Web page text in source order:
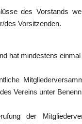
des Vorstands
des Vorsitzenden.
hat mindestens
Vereins unter
der